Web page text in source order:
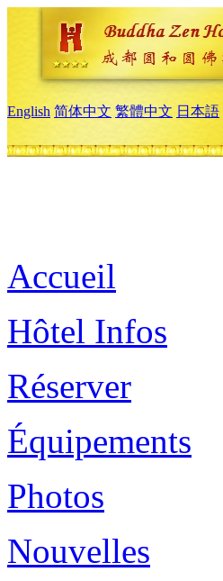
English 简体中文 繁體中文 日本語
Accueil
Hôtel Infos
Réserver
Équipements
Photos
Nouvelles